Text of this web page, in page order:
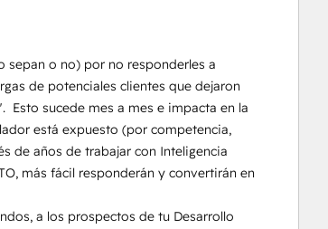
sepan o no) por no responderles a
de potenciales clientes que dejaron
Esto sucede mes a mes e impacta en la
está expuesto (por competencia,
de años de trabajar con Inteligencia
más fácil responderán y convertirán en
a los prospectos de tu Desarrollo